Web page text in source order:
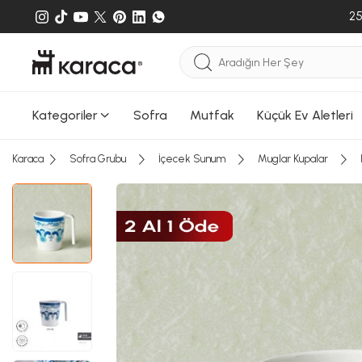
Kategoriler Sofra Mutfak Küçük Ev Aletleri
Sepete
Karaca Sofra Grubu İçecek Sunum Muglar Kupalar